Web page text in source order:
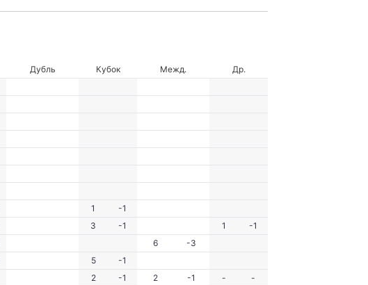
Дубль Кубок Межд.
Др.
1
-1
3 -1 1
-1
6
-3
5
-1
2 -1 2 -1 - -